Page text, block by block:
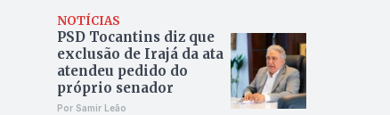
NOTÍCIAS
PSD Tocantins diz que
exclusão de Irajá da ata
atendeu pedido do
próprio senador
Por Samir Leão